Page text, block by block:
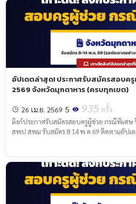
อัปเดตล่าสุด! ประกาศรับสมัครสอบค
2569 จังหวัดมุกดาหาร (ครบทุกเขต)
26 เม.ย. 2569 5 935 ครั้ง
ลิงก์ประกาศรับสมัครสอบครูผู้ช่วย กรณีพิเศษ
สพป สพม รับสมัคร 8 14 พ ค 69 ติดตามอัปเ